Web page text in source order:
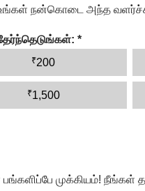
நன்கொடை அந்த
*
₹200
₹1,500
முக்கியம்! நீங்கள்